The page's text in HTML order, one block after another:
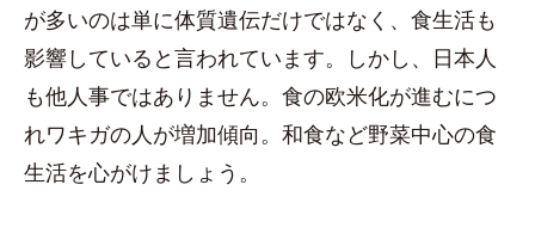
が多いのは単に体質遺伝だけではなく、食生活も
影響していると言われています。しかし、日本人
も他人事ではありません。食の欧米化が進むにつ
れワキガの人が増加傾向。和食など野菜中心の食
生活を心がけましょう。